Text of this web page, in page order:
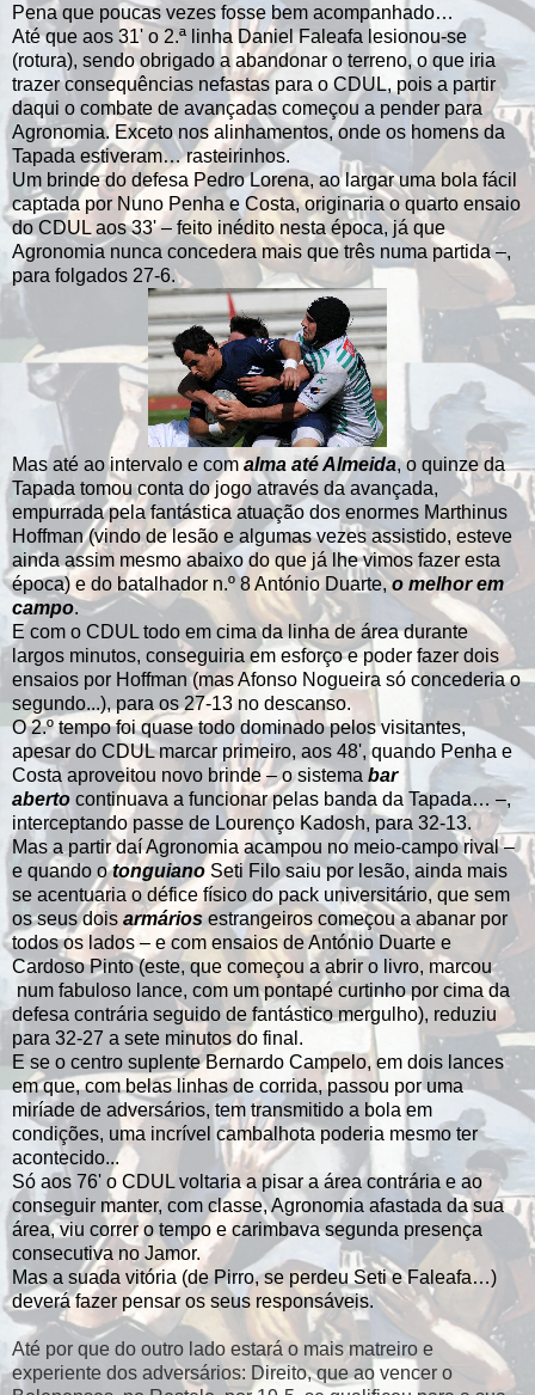
Pena que poucas vezes fosse bem acompanhado…
Até que aos 31' o 2.ª linha Daniel Faleafa lesionou-se
(rotura), sendo obrigado a abandonar o terreno, o que iria
trazer consequências nefastas para o CDUL, pois a partir
daqui o combate de avançadas começou a pender para
Agronomia. Exceto nos alinhamentos, onde os homens da
Tapada estiveram… rasteirinhos.
Um brinde do defesa Pedro Lorena, ao largar uma bola fácil
captada por Nuno Penha e Costa, originaria o quarto ensaio
do CDUL aos 33' – feito inédito nesta época, já que
Agronomia nunca concedera mais que três numa partida –,
para folgados 27-6.
Mas até ao intervalo e comalma até Almeida, o quinze da
Tapada tomou conta do jogo através da avançada,
empurrada pela fantástica atuação dos enormes Marthinus
Hoffman (vindo de lesão e algumas vezes assistido, esteve
ainda assim mesmo abaixo do que já lhe vimos fazer esta
época) e do batalhador n.º 8 António Duarte,o melhor em
campo.
E com o CDUL todo em cima da linha de área durante
largos minutos, conseguiria em esforço e poder fazer dois
ensaios por Hoffman (mas Afonso Nogueira só concederia o
segundo...), para os 27-13 no descanso.
O 2.º tempo foi quase todo dominado pelos visitantes,
apesar do CDUL marcar primeiro, aos 48', quando Penha e
Costa aproveitou novo brinde – o sistema bar
aberto continuava a funcionar pelas banda da Tapada… –,
interceptando passe de Lourenço Kadosh, para 32-13.
Mas a partir daí Agronomia acampou no meio-campo rival –
e quando otonguiano Seti Filo saiu por lesão, ainda mais
se acentuaria o défice físico do pack universitário, que sem
os seus dois armáriosestrangeiros começou a abanar por
todos os lados – e com ensaios de António Duarte e
Cardoso Pinto (este, que começou a abrir o livro, marcou
num fabuloso lance, com um pontapé curtinho por cima da
defesa contrária seguido de fantástico mergulho), reduziu
para 32-27 a sete minutos do final.
E se o centro suplente Bernardo Campelo, em dois lances
em que, com belas linhas de corrida, passou por uma
miríade de adversários, tem transmitido a bola em
condições, uma incrível cambalhota poderia mesmo ter
acontecido...
Só aos 76' o CDUL voltaria a pisar a área contrária e ao
conseguir manter, com classe, Agronomia afastada da sua
área, viu correr o tempo e carimbava segunda presença
consecutiva no Jamor.
Mas a suada vitória (de Pirro, se perdeu Seti e Faleafa…)
deverá fazer pensar os seus responsáveis.
Até por que do outro lado estará o mais matreiro e
experiente dos adversários: Direito, que ao vencer o